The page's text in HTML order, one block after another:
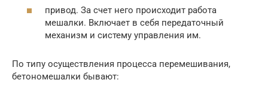
привод. За счет него происходит работа
мешалки. Включает в себя передаточный
механизм и систему управления им.
По типу осуществления процесса перемешивания,
бетономешалки бывают: